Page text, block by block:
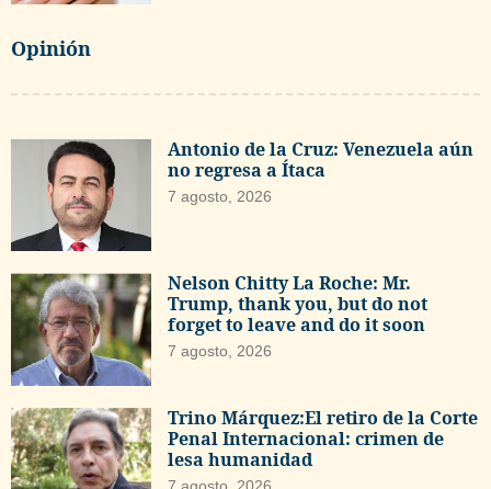
Opinión
Antonio de la Cruz: Venezuela aún
no regresa a Ítaca
7 agosto, 2026
Nelson Chitty La Roche: Mr.
Trump, thank you, but do not
forget to leave and do it soon
7 agosto, 2026
Trino Márquez:El retiro de la Corte
Penal Internacional: crimen de
lesa humanidad